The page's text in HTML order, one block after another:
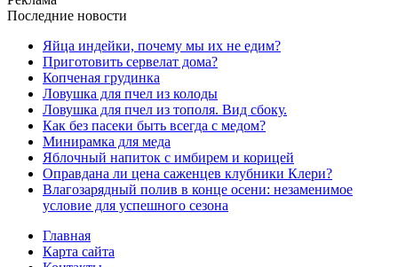
Последние новости
Яйца индейки, почему мы их не едим?
Приготовить сервелат⁠⁠ дома?
Копченая грудинка
Ловушка для пчел из колоды
Ловушка для пчел из тополя. Вид сбоку.
Как без пасеки быть всегда с медом?
Минирамка для меда
Яблочный напиток с имбирем и корицей
Оправдана ли цена саженцев клубники Клери?
Влагозарядный полив в конце осени: незаменимое
условие для успешного сезона
Главная
Карта сайта